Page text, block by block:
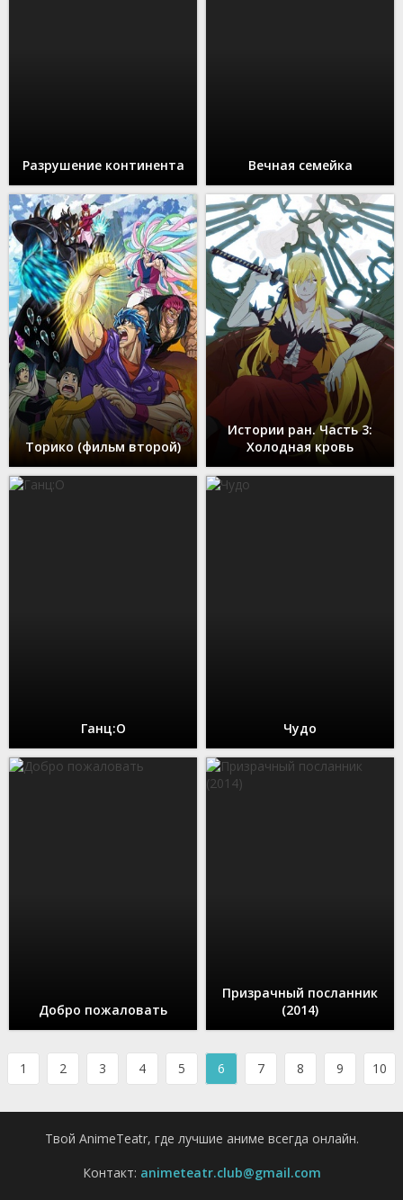
Разрушение континента Вечная семейка
Торико (фильм второй)
Истории ран. Часть 3:
Холодная кровь
Ганц:O Чудо
Добро пожаловать
Призрачный посланник
(2014)
1 2 3 4 5 6 7 8 9 10
Твой AnimeTeatr, где лучшие аниме всегда онлайн.
Контакт: animeteatr.club@gmail.com